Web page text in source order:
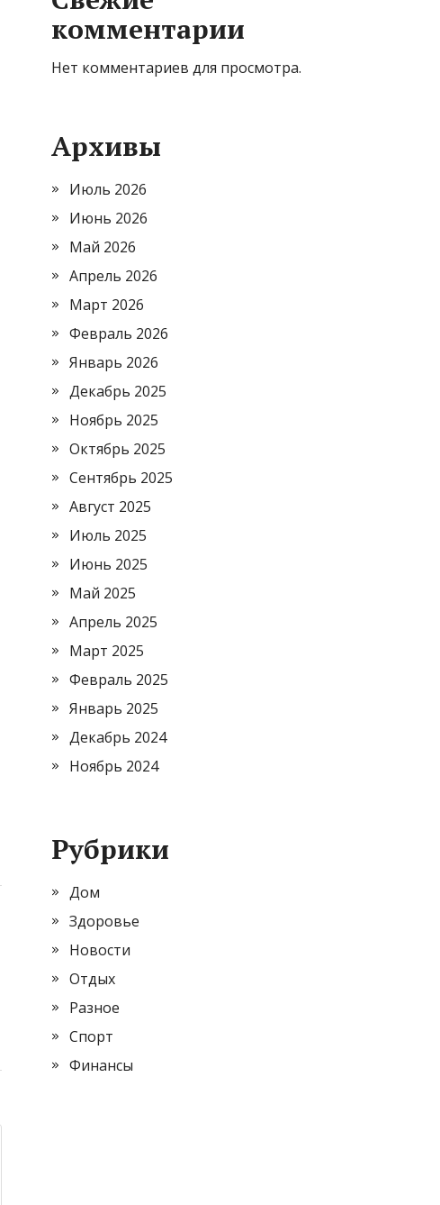
комментарии
Нет комментариев для просмотра.
Архивы
Июль 2026
Июнь 2026
Май 2026
Апрель 2026
Март 2026
Февраль 2026
Январь 2026
Декабрь 2025
Ноябрь 2025
Октябрь 2025
Сентябрь 2025
Август 2025
Июль 2025
Июнь 2025
Май 2025
Апрель 2025
Март 2025
Февраль 2025
Январь 2025
Декабрь 2024
Ноябрь 2024
Рубрики
Дом
Здоровье
Новости
Отдых
Разное
Спорт
Финансы